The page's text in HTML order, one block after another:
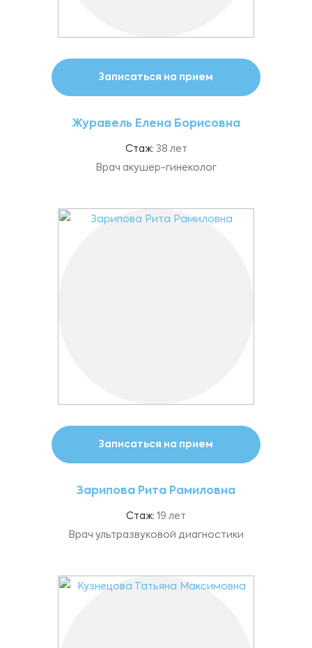
Записаться на прием
Журавель Елена Борисовна
Стаж: 38 лет
Врач акушер-гинеколог
Записаться на прием
Зарипова Рита Рамиловна
Стаж: 19 лет
Врач ультразвуковой диагностики